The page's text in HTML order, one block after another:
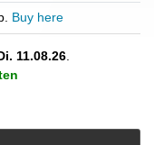
Buy here
11.08.26.